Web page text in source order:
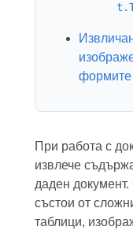
формите
При работа с
извлече
даден
състои от
таблици,